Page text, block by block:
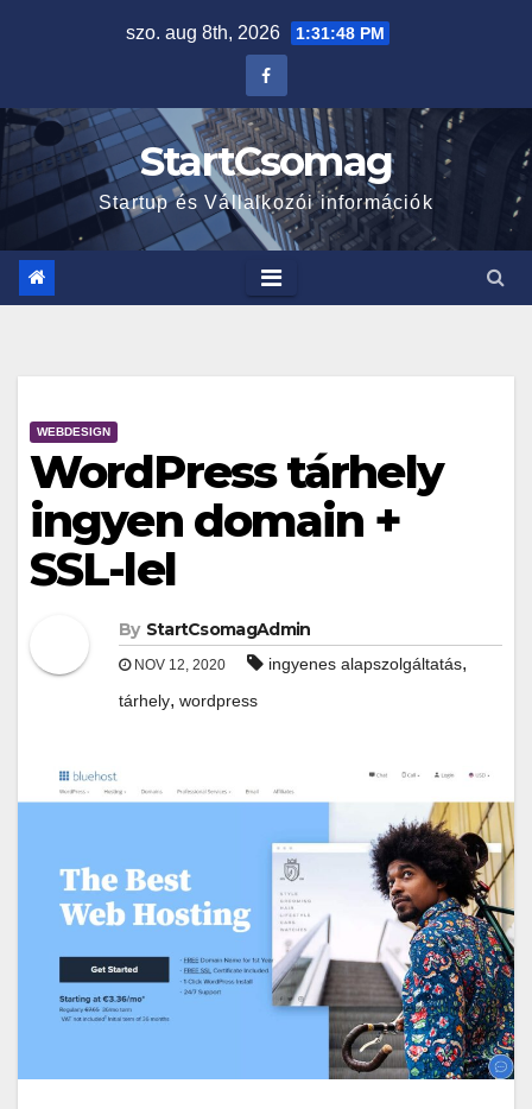
szo. aug 8th, 2026 1:31:49 PM
StartCsomag
Startup és Vállalkozói információk
WEBDESIGN
WordPress tárhely
ingyen domain +
SSL-lel
By StartCsomagAdmin
NOV 12, 2020 ingyenes alapszolgáltatás,
tárhely, wordpress